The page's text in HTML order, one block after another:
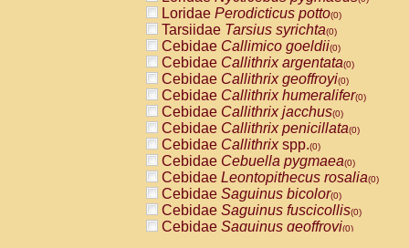
Loridae Perodicticus potto(0)
Tarsiidae Tarsius syrichta(0)
Cebidae Callimico goeldii(0)
Cebidae Callithrix argentata(0)
Cebidae Callithrix geoffroyi(0)
Cebidae Callithrix humeralifer(0)
Cebidae Callithrix jacchus(0)
Cebidae Callithrix penicillata(0)
Cebidae Callithrixspp.(0)
Cebidae Cebuella pygmaea(0)
Cebidae Leontopithecus rosalia(0)
Cebidae Saguinus bicolor(0)
Cebidae Saguinus fuscicollis(0)
Cebidae Saguinus geoffroyi(0)